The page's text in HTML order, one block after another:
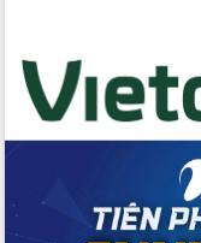
Nhân dân tỉnh
Bệnh án điện tử thúc đẩy
số y tế tại Đắk Lắk
Chuyển đổi số thư viện: Mở
không gian tri thức trong
Đánh giá, rút kinh nghiệm
chức diễn tập trước ngày